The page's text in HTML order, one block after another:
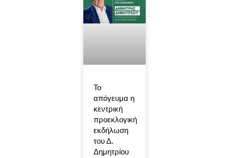
Το
απόγευμα η
κεντρική
προεκλογική
εκδήλωση
του Δ.
Δημητρίου